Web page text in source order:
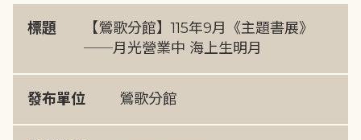
標題
【鶯歌分館】115年9月《主題書展》
──月光營業中 海上生明月
發布單位 鶯歌分館